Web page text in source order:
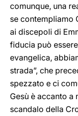
comunque, una
se contempliamo
ai discepoli di
fiducia può
evangelica,
strada”, che
spezzato e ci
Gesù è accanto
scandalo della